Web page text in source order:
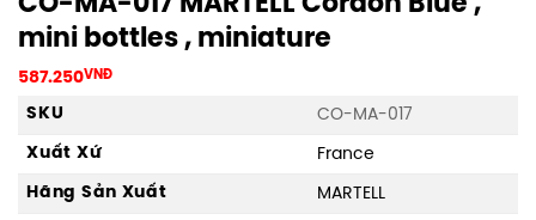
mini bottles , miniature
587.250VNĐ
SKU
CO-MA-017
Xuất Xứ
France
Hãng Sản Xuất
MARTELL